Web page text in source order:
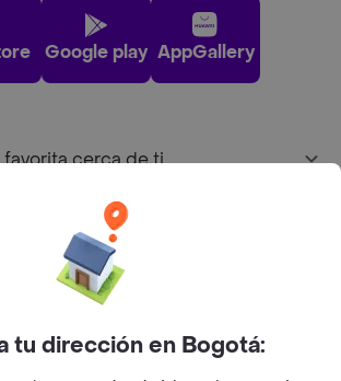
Google play AppGallery
cerca de ti
tu dirección en Bogotá: